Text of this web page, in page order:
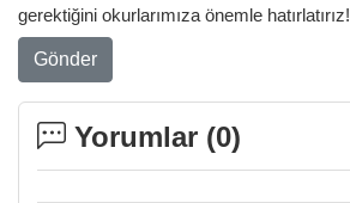
gerektiğini okurlarımıza önemle hatırlatırız!
Gönder
Yorumlar (0)